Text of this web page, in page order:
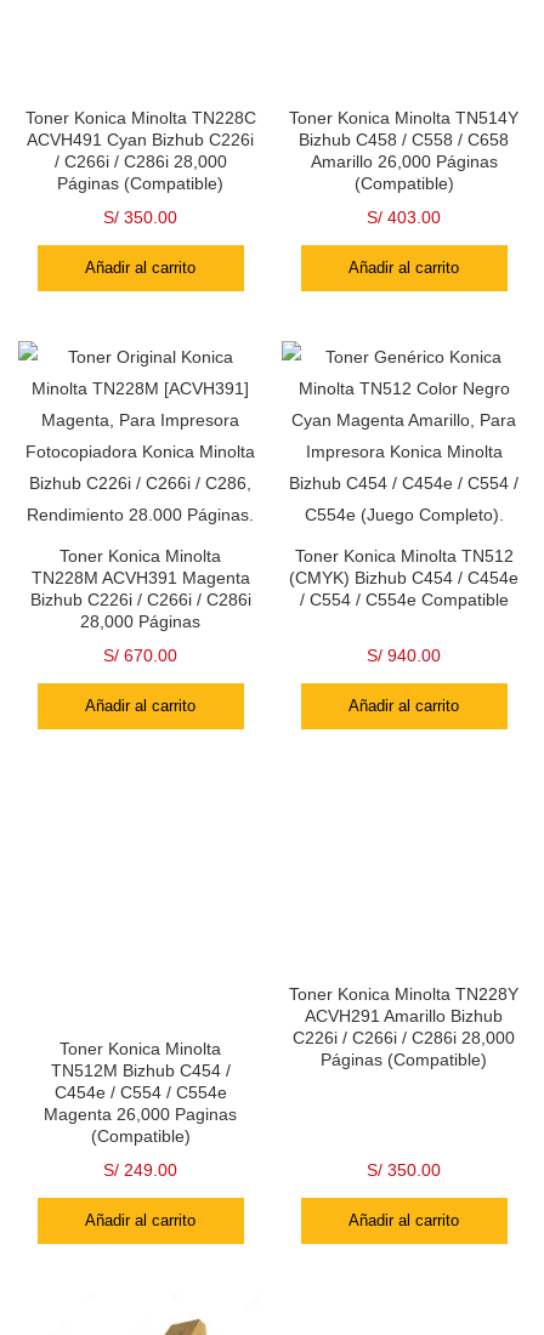
Toner Konica Minolta TN228C
ACVH491 Cyan Bizhub C226i
/ C266i / C286i 28,000
Páginas (Compatible)
S/ 350.00
Añadir al carrito
Toner Konica Minolta TN514Y
Bizhub C458 / C558 / C658
Amarillo 26,000 Páginas
(Compatible)
S/ 403.00
Añadir al carrito
Toner Konica Minolta
TN228M ACVH391 Magenta
Bizhub C226i / C266i / C286i
28,000 Páginas
S/ 670.00
Añadir al carrito
Toner Konica Minolta TN512
(CMYK) Bizhub C454 / C454e
/ C554 / C554e Compatible
S/ 940.00
Añadir al carrito
Toner Konica Minolta
TN512M Bizhub C454 /
C454e / C554 / C554e
Magenta 26,000 Paginas
(Compatible)
S/ 249.00
Añadir al carrito
Toner Konica Minolta TN228Y
ACVH291 Amarillo Bizhub
C226i / C266i / C286i 28,000
Páginas (Compatible)
S/ 350.00
Añadir al carrito